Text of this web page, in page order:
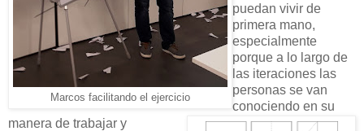
Marcos facilitando el ejercicio
puedan vivir de
primera mano,
especialmente
porque a lo largo de
las iteraciones las
personas se van
conociendo en su
manera de trabajar y